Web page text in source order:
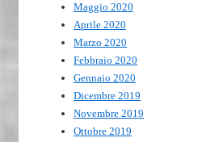
Maggio 2020
Aprile 2020
Marzo 2020
Febbraio 2020
Gennaio 2020
Dicembre 2019
Novembre 2019
Ottobre 2019